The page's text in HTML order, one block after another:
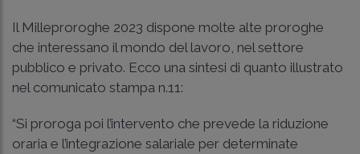
Il Milleproroghe 2023 dispone molte alte proroghe
che interessano il mondo del lavoro, nel settore
pubblico e privato. Ecco una sintesi di quanto illustrato
nel comunicato stampa n.11:
“Si proroga poi l’intervento che prevede la riduzione
oraria e l’integrazione salariale per determinate